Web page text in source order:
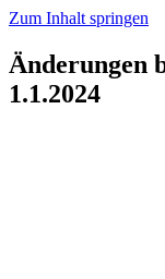
Zum Inhalt springen
Änderungen
1.1.2024